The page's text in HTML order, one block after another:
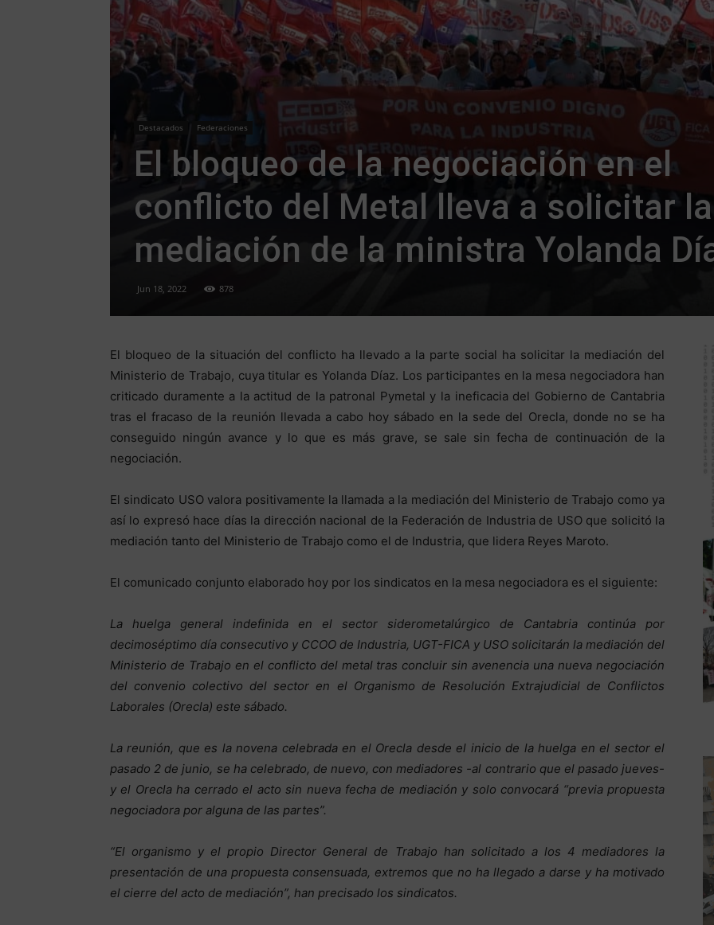
Destacados Federaciones
El bloqueo de la negociación en el
conflicto del Metal lleva a solicitar la
mediación de la ministra Yolanda
Jun 18, 2022 878
El bloqueo de la situación del conflicto ha llevado a la parte social ha solicitar la mediación del
Ministerio de Trabajo, cuya titular es Yolanda Díaz. Los participantes en la mesa negociadora han
criticado duramente a la actitud de la patronal Pymetal y la ineficacia del Gobierno de Cantabria
tras el fracaso de la reunión llevada a cabo hoy sábado en la sede del Orecla, donde no se ha
conseguido ningún avance y lo que es más grave, se sale sin fecha de continuación de la
negociación.
El sindicato USO valora positivamente la llamada a la mediación del Ministerio de Trabajo como ya
así lo expresó hace días la dirección nacional de la Federación de Industria de USO que solicitó la
mediación tanto del Ministerio de Trabajo como el de Industria, que lidera Reyes Maroto.
El comunicado conjunto elaborado hoy por los sindicatos en la mesa negociadora es el siguiente:
La huelga general indefinida en el sector siderometalúrgico de Cantabria continúa por
decimoséptimo día consecutivo y CCOO de Industria, UGT-FICA y USO solicitarán la mediación del
Ministerio de Trabajo en el conflicto del metal tras concluir sin avenencia una nueva negociación
del convenio colectivo del sector en el Organismo de Resolución Extrajudicial de Conflictos
Laborales (Orecla) este sábado.
La reunión, que es la novena celebrada en el Orecla desde el inicio de la huelga en el sector el
pasado 2 de junio, se ha celebrado, de nuevo, con mediadores -al contrario que el pasado jueves-
y el Orecla ha cerrado el acto sin nueva fecha de mediación y solo convocará “previa propuesta
negociadora por alguna de las partes”.
“El organismo y el propio Director General de Trabajo han solicitado a los 4 mediadores la
presentación de una propuesta consensuada, extremos que no ha llegado a darse y ha motivado
el cierre del acto de mediación”, han precisado los sindicatos.